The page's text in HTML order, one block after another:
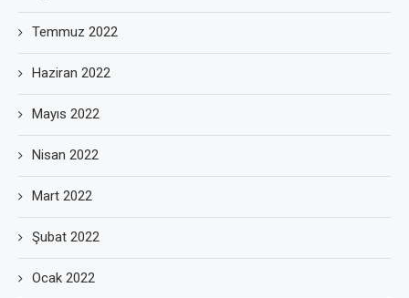
Temmuz 2022
Haziran 2022
Mayıs 2022
Nisan 2022
Mart 2022
Şubat 2022
Ocak 2022